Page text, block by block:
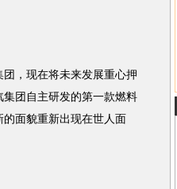
，现在将未来发展重心押
团自主研发的第一款燃料
面貌重新出现在世人面